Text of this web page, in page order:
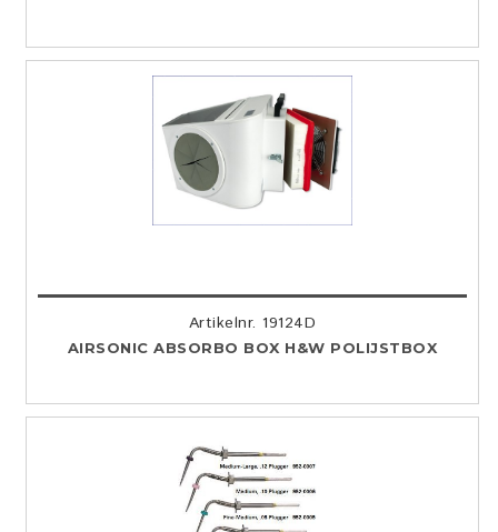
Artikelnr. 19124D
AIRSONIC ABSORBO BOX H&W POLIJSTBOX